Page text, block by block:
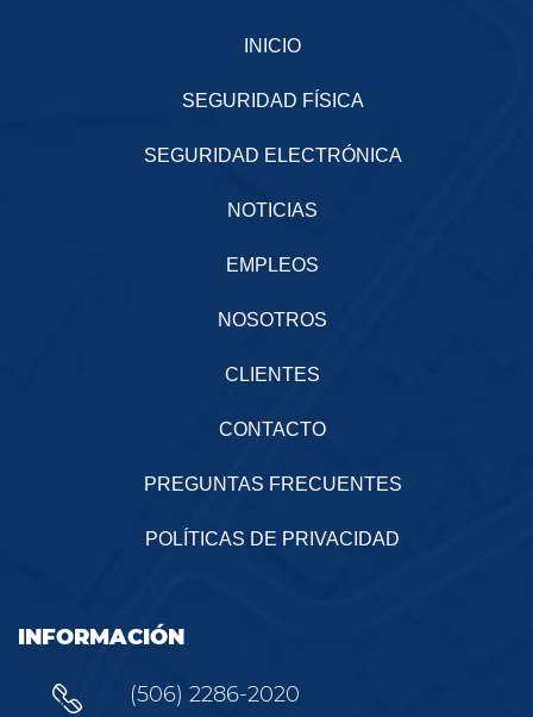
INICIO
SEGURIDAD FÍSICA
SEGURIDAD ELECTRÓNICA
NOTICIAS
EMPLEOS
NOSOTROS
CLIENTES
CONTACTO
PREGUNTAS FRECUENTES
POLÍTICAS DE PRIVACIDAD
INFORMACIÓN
(506) 2286-2020